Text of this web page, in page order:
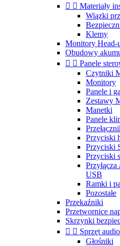
  Materiały
Wiązki
Klemy
Monitory Head-
Obudowy
  Panele
Czytniki
Monitory
Panele i
Zestawy
Manetki
Panele
Przyciski
Przyciski
Przyciski
USB
Ramki i
Pozostałe
Przekaźniki
Przetwornice
Skrzynki
  Sprzęt
Głośniki